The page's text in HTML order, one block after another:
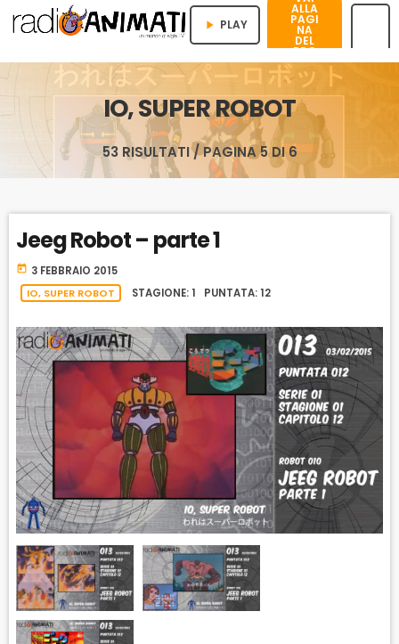
play_arrow PLAY
ALLA
PAGI
NA
DEL
PRO
GRA
MMA
IO, SUPER ROBOT
53 RISULTATI / PAGINA 5 DI 6
Jeeg Robot – parte 1
today 3 FEBBRAIO 2015
IO, SUPER ROBOT
STAGIONE: 1 PUNTATA: 12